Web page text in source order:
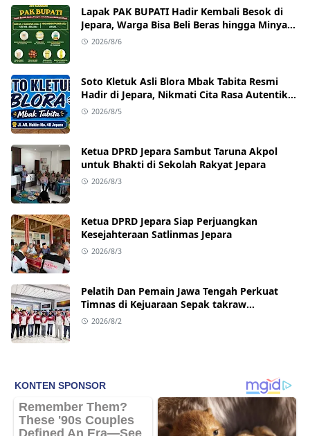
Lapak PAK BUPATI Hadir Kembali Besok di
Jepara, Warga Bisa Beli Beras hingga Minyak
Goreng dengan Harga Terjangkau
2026/8/6
Soto Kletuk Asli Blora Mbak Tabita Resmi
Hadir di Jepara, Nikmati Cita Rasa Autentik
Mulai Rp10 Ribu
2026/8/5
Ketua DPRD Jepara Sambut Taruna Akpol
untuk Bhakti di Sekolah Rakyat Jepara
2026/8/3
Ketua DPRD Jepara Siap Perjuangkan
Kesejahteraan Satlinmas Jepara
2026/8/3
Pelatih Dan Pemain Jawa Tengah Perkuat
Timnas di Kejuaraan Sepak takraw
Internasional
2026/8/2